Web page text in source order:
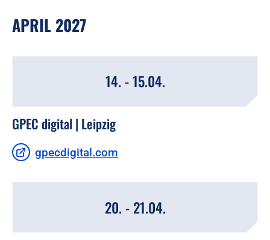
APRIL 2027
14. - 15.04.
GPEC digital | Leipzig
gpecdigital.com
20. - 21.04.